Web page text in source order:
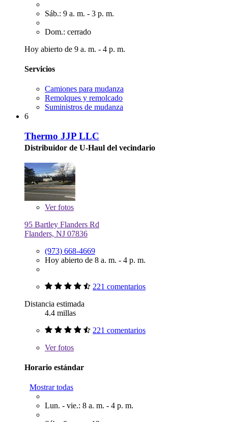
Sáb.: 9 a. m. - 3 p. m.
Dom.: cerrado
Hoy abierto de 9 a. m. - 4 p. m.
Servicios
Camiones para mudanza
Remolques y remolcado
Suministros de mudanza
6
Thermo JJP LLC
Distribuidor de U-Haul del vecindario
Verfotos
95 Bartley Flanders Rd
Flanders, NJ 07836
(973) 668-4669
Hoy abierto de 8 a. m. - 4 p. m.
221 comentarios
Distancia estimada
4.4 millas
221 comentarios
Verfotos
Horario estándar
Mostrar todas
Lun. - vie.: 8 a. m. - 4 p. m.